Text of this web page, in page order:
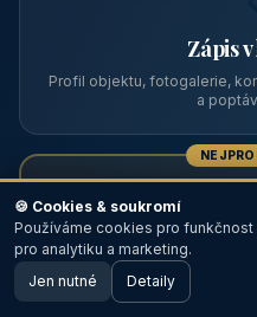
Zápis
Profil objektu, fotogalerie,
a
TOP pozice na titulce,
🖥️ Desktop verze
🍪 Cookies & soukromí
Používáme cookies pro funkčnost
pro analytiku a marketing.
Jen nutné Detaily